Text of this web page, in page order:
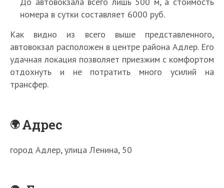
номера в сутки составляет 6000 руб.
Как видно из всего выше представленного,
автовокзал расположен в центре района Адлер. Его
удачная локация позволяет приезжим с комфортом
отдохнуть и не потратить много усилий на
трансфер.
Адрес
город Адлер, улица Ленина, 50